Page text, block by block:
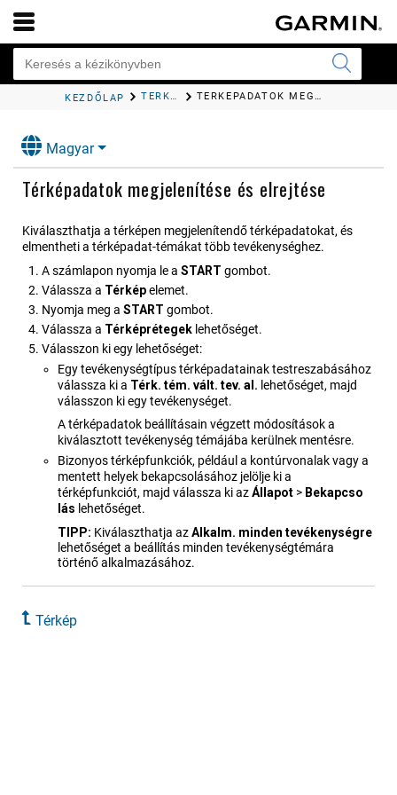
KEZDŐLAP TÉRKÉP TÉRKÉPADATOK MEGJELENÍTÉSE ÉS ELREJTÉSE
Magyar
Térképadatok megjelenítése és elrejtése
Kiválaszthatja a térképen megjelenítendő térképadatokat, és
elmentheti a térképadat-témákat több tevékenységhez.
A számlapon nyomja le a START gombot.
Válassza a Térképelemet.
Nyomja meg a START gombot.
Válassza a Térképrétegek lehetőséget.
Válasszon ki egy lehetőséget:
Egy tevékenységtípus térképadatainak testreszabásához
válassza ki a Térk. tém. vált. tev. al. lehetőséget, majd
válasszon ki egy tevékenységet.
A térképadatok beállításain végzett módosítások a
kiválasztott tevékenység témájába kerülnek mentésre.
Bizonyos térképfunkciók, például a kontúrvonalak vagy a
mentett helyek bekapcsolásához jelölje ki a
térképfunkciót, majd válassza ki azÁllapot > Bekapcso​
lás lehetőséget.
TIPP: Kiválaszthatja azAlkalm. minden tevékenységre
lehetőséget a beállítás minden tevékenységtémára
történő alkalmazásához.
Térkép